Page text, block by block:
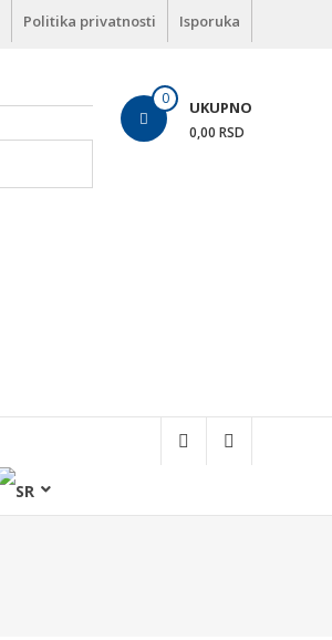
Politika privatnosti Isporuka
0 UKUPNO
0,00 RSD